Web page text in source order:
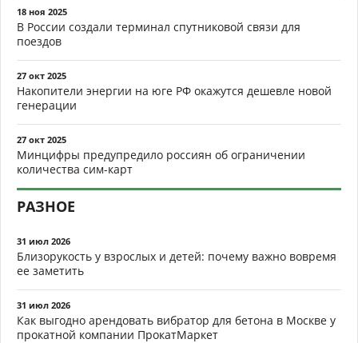
18 ноя 2025
В России создали терминал спутниковой связи для
поездов
27 окт 2025
Накопители энергии на юге РФ окажутся дешевле новой
генерации
27 окт 2025
Минцифры предупредило россиян об ограничении
количества сим-карт
РАЗНОЕ
31 июл 2026
Близорукость у взрослых и детей: почему важно вовремя
ее заметить
31 июл 2026
Как выгодно арендовать вибратор для бетона в Москве у
прокатной компании ПрокатМаркет